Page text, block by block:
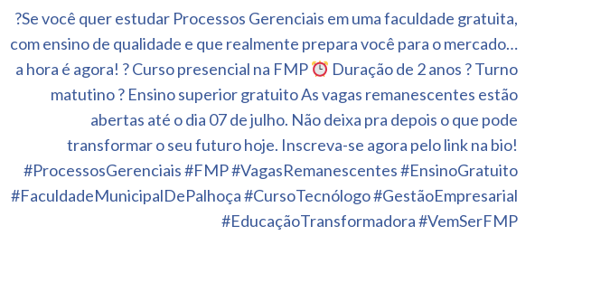
?Se você quer estudar Processos Gerenciais em uma faculdade gratuita,
com ensino de qualidade e que realmente prepara você para o mercado…
a hora é agora! ? Curso presencial na FMP
Duração de 2 anos ? Turno
matutino ? Ensino superior gratuito As vagas remanescentes estão
abertas até o dia 07 de julho. Não deixa pra depois o que pode
transformar o seu futuro hoje. Inscreva-se agora pelo link na bio!
#ProcessosGerenciais #FMP #VagasRemanescentes #EnsinoGratuito
#FaculdadeMunicipalDePalhoça #CursoTecnólogo #GestãoEmpresarial
#EducaçãoTransformadora #VemSerFMP